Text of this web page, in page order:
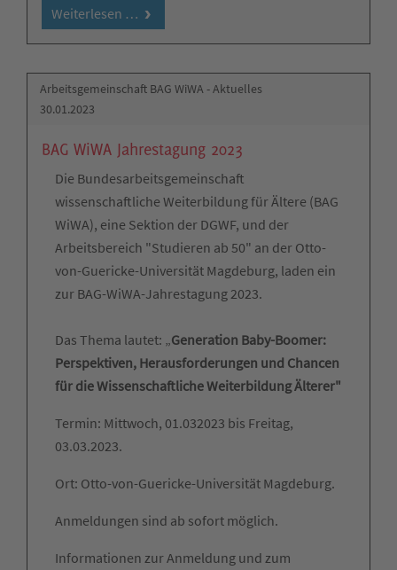
Weiterlesen …
Arbeitsgemeinschaft BAG WiWA - Aktuelles
30.01.2023
BAG WiWA Jahrestagung 2023
Die Bundesarbeitsgemeinschaft
wissenschaftliche Weiterbildung für Ältere (BAG
WiWA), eine Sektion der DGWF, und der
Arbeitsbereich "Studieren ab 50" an der Otto-
von-Guericke-Universität Magdeburg, laden ein
zur BAG-WiWA-Jahrestagung 2023.
Das Thema lautet: „Generation Baby-Boomer:
Perspektiven, Herausforderungen und Chancen
für die Wissenschaftliche Weiterbildung Älterer"
Termin: Mittwoch, 01.032023 bis Freitag,
03.03.2023.
Ort: Otto-von-Guericke-Universität Magdeburg.
Anmeldungen sind ab sofort möglich.
Informationen zur Anmeldung und zum